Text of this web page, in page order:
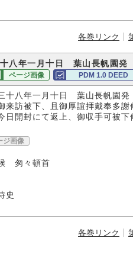
各巻リンク
八年一月十日 葉山長帆園発
ページ画像 PDM 1.0 DEED
八年一月十日 葉山長帆
来訪被下、且御厚誼拝戴奉多
日開封にて返上、御収手可被
ジ画像
匆々頓首
各巻リンク